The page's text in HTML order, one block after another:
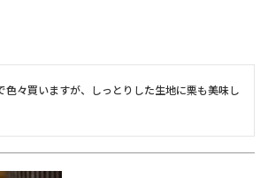
色々買いますが、しっとりした生地に栗も美味し